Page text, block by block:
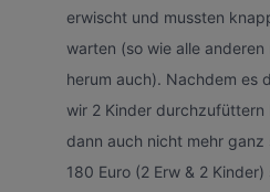
erwischt und mussten
warten (so wie alle
herum auch). Nachdem es
wir 2 Kinder
dann auch nicht mehr
180 Euro (2 Erw & 2